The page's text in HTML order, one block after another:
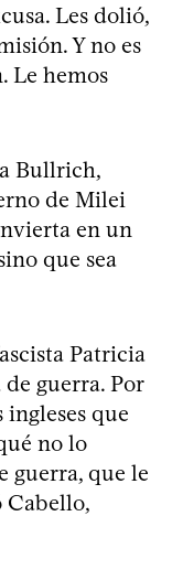
Les dolió,
Y no es
Le hemos
Bullrich,
de Milei
en un
que sea
Patricia
guerra. Por
que
no lo
guerra, que le
Cabello,